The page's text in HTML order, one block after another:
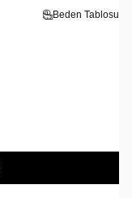
Beden Tablosu